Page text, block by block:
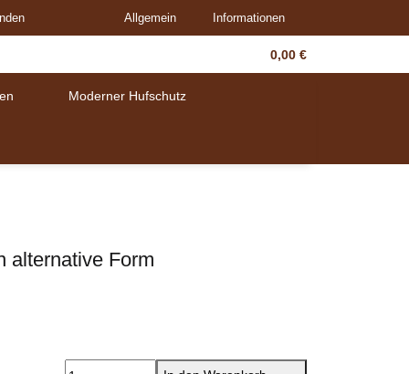
Allgemein Informationen
0,00 €
Moderner Hufschutz
alternative Form